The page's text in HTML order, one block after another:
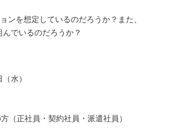
ンを想定しているのだろうか？また、
でいるのだろうか？
水）
（正社員・契約社員・派遣社員）